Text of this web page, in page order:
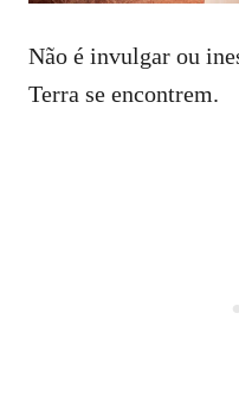
Não é invulgar ou
Terra se encontrem.